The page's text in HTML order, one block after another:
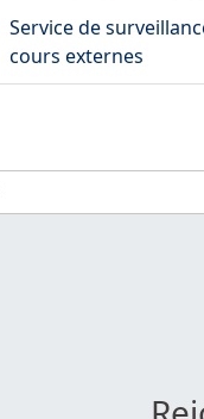
Service de
cours externes